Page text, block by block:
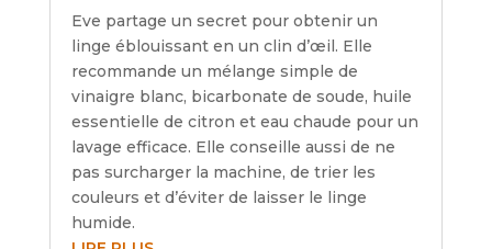
Eve partage un secret pour obtenir un
linge éblouissant en un clin d’œil. Elle
recommande un mélange simple de
vinaigre blanc, bicarbonate de soude, huile
essentielle de citron et eau chaude pour un
lavage efficace. Elle conseille aussi de ne
pas surcharger la machine, de trier les
couleurs et d’éviter de laisser le linge
humide.